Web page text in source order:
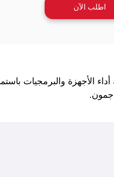
اطلب الآن
أداء الأجهزة والبرمجيات